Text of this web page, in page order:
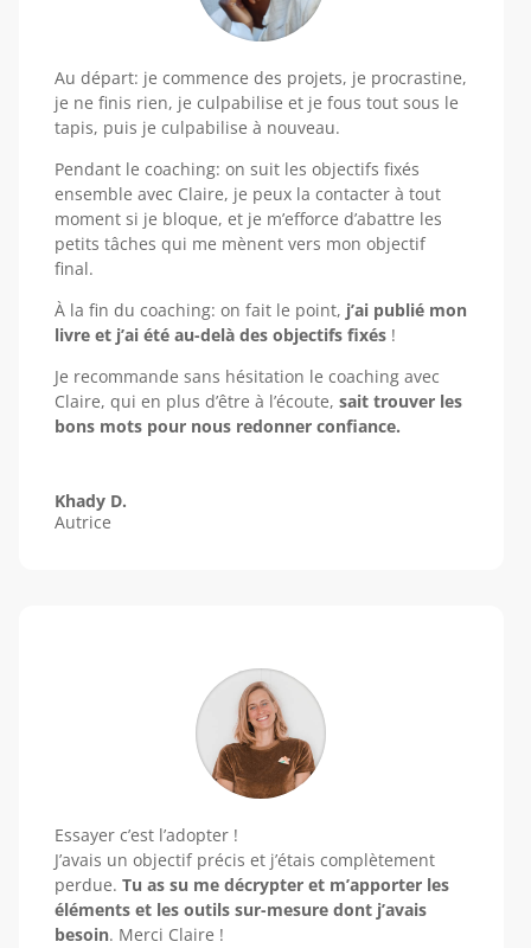
Au départ: je commence des projets, je procrastine,
je ne finis rien, je culpabilise et je fous tout sous le
tapis, puis je culpabilise à nouveau.
Pendant le coaching: on suit les objectifs fixés
ensemble avec Claire, je peux la contacter à tout
moment si je bloque, et je m’efforce d’abattre les
petits tâches qui me mènent vers mon objectif
final.
À la fin du coaching: on fait le point, j’ai publié mon
livre et j’ai été au-delà des objectifs fixés !
Je recommande sans hésitation le coaching avec
Claire, qui en plus d’être à l’écoute, sait trouver les
bons mots pour nous redonner confiance.
Khady D.
Autrice
Essayer c’est l’adopter !
J’avais un objectif précis et j’étais complètement
perdue. Tu as su me décrypter et m’apporter les
éléments et les outils sur-mesure dont j’avais
besoin. Merci Claire !